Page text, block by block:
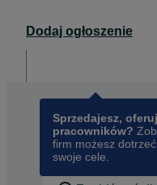
Dodaj ogłoszenie
Sprzedajesz,
pracowników?
firm możesz
swoje cele.